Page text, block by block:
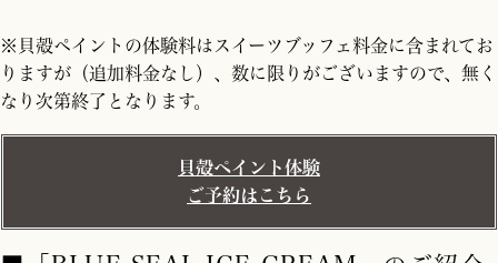
※貝殻ペイントの体験料はスイーツブッフェ料金に含まれてお
りますが（追加料金なし）、数に限りがございますので、無く
なり次第終了となります。
貝殻ペイント体験
ご予約はこちら